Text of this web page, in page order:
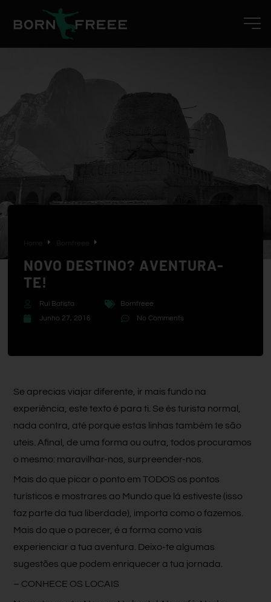
NOVO DESTINO? AVENTURA-
TE!
Rui Batista
Bornfreee
Junho 27, 2016
No Comments
Se aprecias viajar diferente, ir mais fundo na
experiência, este texto é para ti. Se és turista normal,
nada contra, até porque estas linhas também te são
uteis. Afinal, de uma forma ou outra, todos procuramos
o mesmo: maravilhar-nos, surpreender-nos.
Mais do que picar o ponto em TODOS os pontos
turísticos e mostrares ao Mundo que lá estiveste (isso
faz parte da tua liberdade), importa como o fazemos.
Mais do que o parecer, é a forma como vais
experienciar a tua aventura. Deixo-te algumas
sugestões que podem enriquecer a tua jornada.
– CONHECE OS LOCAIS